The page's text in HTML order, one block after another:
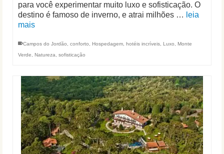
para você experimentar muito luxo e sofisticação. O
destino é famoso de inverno, e atrai milhões … leia
mais
Campos do Jordão conforto Hospedagem hotéis incríveis Luxo
Monte
Verde
Natureza sofisticação